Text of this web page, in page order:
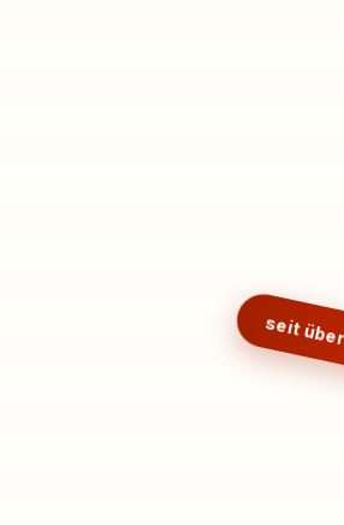
seit